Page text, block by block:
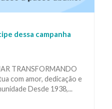
dessa campanha
TRANSFORMANDO
com amor, dedicação e
Desde 1938,...